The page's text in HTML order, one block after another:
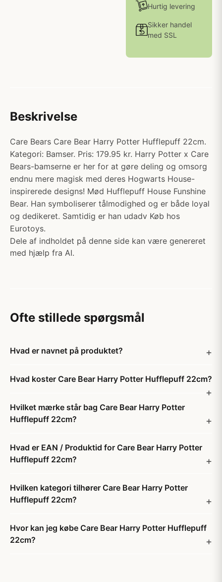
Hurtig levering
Sikker handel
med SSL
Beskrivelse
Care Bears Care Bear Harry Potter Hufflepuff 22cm.
Kategori: Bamser. Pris: 179.95 kr. Harry Potter x Care
Bears-bamserne er her for at gøre deling og omsorg
endnu mere magisk med deres Hogwarts House-
inspirerede designs! Mød Hufflepuff House Funshine
Bear. Han symboliserer tålmodighed og er både loyal
og dedikeret. Samtidig er han udadv Køb hos
Eurotoys.
Dele af indholdet på denne side kan være genereret
med hjælp fra AI.
Ofte stillede spørgsmål
Hvad er navnet på produktet?
Hvad koster Care Bear Harry Potter Hufflepuff 22cm?
Hvilket mærke står bag Care Bear Harry Potter
Hufflepuff 22cm?
Hvad er EAN / Produktid for Care Bear Harry Potter
Hufflepuff 22cm?
Hvilken kategori tilhører Care Bear Harry Potter
Hufflepuff 22cm?
Hvor kan jeg købe Care Bear Harry Potter Hufflepuff
22cm?